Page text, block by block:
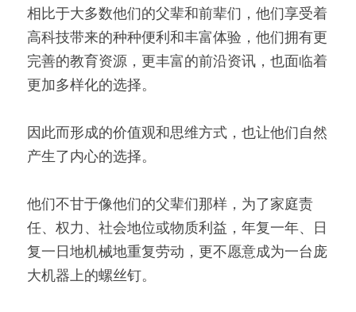
相比于大多数他们的父辈和前辈们，他们享受着
高科技带来的种种便利和丰富体验，他们拥有更
完善的教育资源，更丰富的前沿资讯，也面临着
更加多样化的选择。
因此而形成的价值观和思维方式，也让他们自然
产生了内心的选择。
他们不甘于像他们的父辈们那样，为了家庭责
任、权力、社会地位或物质利益，年复一年、日
复一日地机械地重复劳动，更不愿意成为一台庞
大机器上的螺丝钉。